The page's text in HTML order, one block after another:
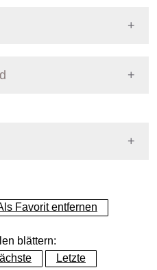
0.90
Favorit entfernen
blättern:
Letzte